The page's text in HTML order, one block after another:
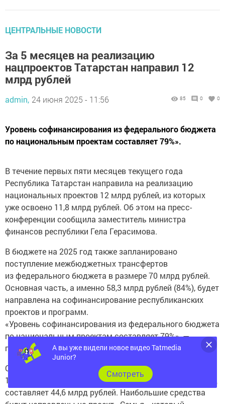
ЦЕНТРАЛЬНЫЕ НОВОСТИ
За 5 месяцев на реализацию
нацпроектов Татарстан направил 12
млрд рублей
admin, 24 июня 2025 - 11:56 85 0 0
Уровень софинансирования из федерального бюджета
по национальным проектам составляет 79%».
В течение первых пяти месяцев текущего года
Республика Татарстан направила на реализацию
национальных проектов 12 млрд рублей, из которых
уже освоено 11,8 млрд рублей. Об этом на пресс-
конференции сообщила заместитель министра
финансов республики Гела Герасимова.
В бюджете на 2025 год также запланировано
поступление межбюджетных трансфертов
из федерального бюджета в размере 70 млрд рублей.
Основная часть, а именно 58,3 млрд рублей (84%), будет
направлена на софинансирование республиканских
проектов и программ.
«Уровень софинансирования из федерального бюджета
по национальным проектам составляет 79%», —
поделилась Герасимова.
Общий объем финансирования мероприятий в рамках
11-ти национальных проектов в Татарстане на 2025 год
составляет 44,6 млрд рублей. Наибольшие средства
А вы уже видели новое видео Tatmedia
Junior?
Cмотреть